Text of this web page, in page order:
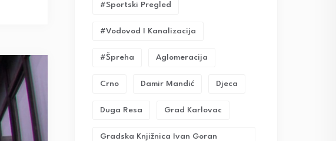
#sportski Pregled
#vodovod I Kanalizacija
#Špreha Aglomeracija
Crno Damir Mandić Djeca
Duga Resa Grad Karlovac
Gradska Knjižnica Ivan Goran